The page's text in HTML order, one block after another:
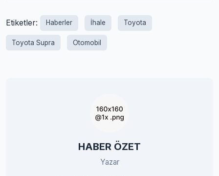
Etiketler: Haberler İhale Toyota
Toyota Supra Otomobil
HABER ÖZET
Yazar